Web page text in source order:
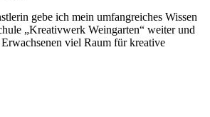
gebe ich mein umfangreiches Wissen
„Kreativwerk Weingarten“ weiter und
viel Raum für kreative